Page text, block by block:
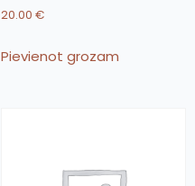
20.00 €
Pievienot grozam